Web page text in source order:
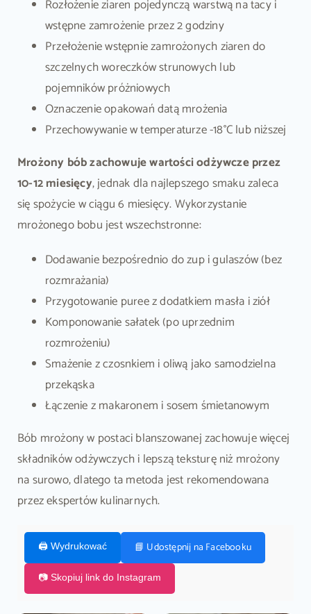
Rozłożenie ziaren pojedynczą warstwą na tacy i
wstępne zamrożenie przez 2 godziny
Przełożenie wstępnie zamrożonych ziaren do
szczelnych woreczków strunowych lub
pojemników próżniowych
Oznaczenie opakowań datą mrożenia
Przechowywanie w temperaturze -18°C lub niższej
Mrożony bób zachowuje wartości odżywcze przez
10-12 miesięcy, jednak dla najlepszego smaku zaleca
się spożycie w ciągu 6 miesięcy. Wykorzystanie
mrożonego bobu jest wszechstronne:
Dodawanie bezpośrednio do zup i gulaszów (bez
rozmrażania)
Przygotowanie puree z dodatkiem masła i ziół
Komponowanie sałatek (po uprzednim
rozmrożeniu)
Smażenie z czosnkiem i oliwą jako samodzielna
przekąska
Łączenie z makaronem i sosem śmietanowym
Bób mrożony w postaci blanszowanej zachowuje więcej
składników odżywczych i lepszą teksturę niż mrożony
na surowo, dlatego ta metoda jest rekomendowana
przez ekspertów kulinarnych.
🖨️ Wydrukować 📘 Udostępnij na Facebooku
📷 Skopiuj link do Instagram